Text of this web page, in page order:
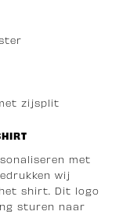
zijsplit
met
wij
shirt. Dit logo
sturen naar